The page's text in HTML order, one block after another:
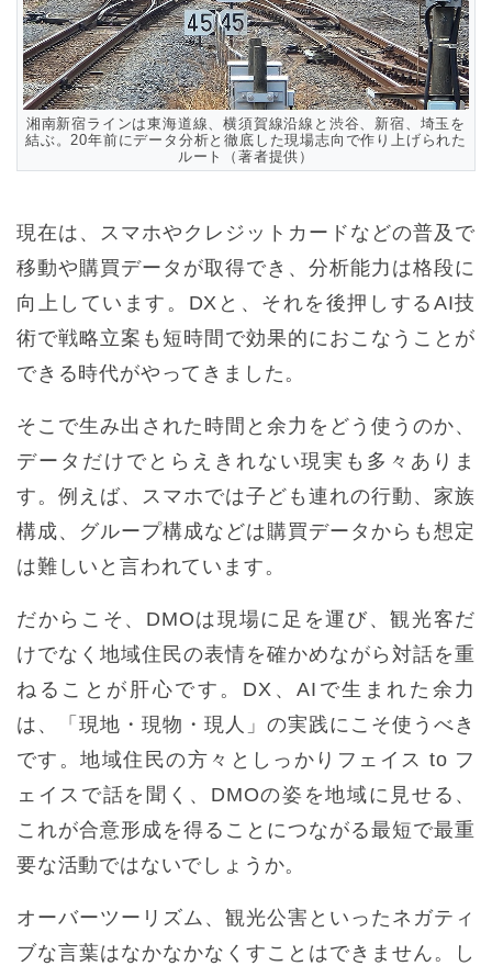
湘南新宿ラインは東海道線、横須賀線沿線と渋谷、新宿、埼玉を
結ぶ。20年前にデータ分析と徹底した現場志向で作り上げられた
ルート（著者提供）
現在は、スマホやクレジットカードなどの普及で
移動や購買データが取得でき、分析能力は格段に
向上しています。DXと、それを後押しするAI技
術で戦略立案も短時間で効果的におこなうことが
できる時代がやってきました。
そこで生み出された時間と余力をどう使うのか、
データだけでとらえきれない現実も多々ありま
す。例えば、スマホでは子ども連れの行動、家族
構成、グループ構成などは購買データからも想定
は難しいと言われています。
だからこそ、DMOは現場に足を運び、観光客だ
けでなく地域住民の表情を確かめながら対話を重
ねることが肝心です。DX、AIで生まれた余力
は、「現地・現物・現人」の実践にこそ使うべき
です。地域住民の方々としっかりフェイス to フ
ェイスで話を聞く、DMOの姿を地域に見せる、
これが合意形成を得ることにつながる最短で最重
要な活動ではないでしょうか。
オーバーツーリズム、観光公害といったネガティ
ブな言葉はなかなかなくすことはできません。し